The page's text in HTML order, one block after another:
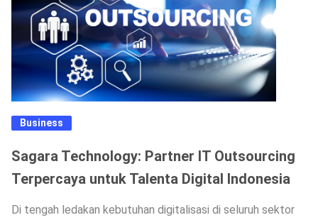
Business
Sagara Technology: Partner IT Outsourcing
Terpercaya untuk Talenta Digital Indonesia
Di tengah ledakan kebutuhan digitalisasi di seluruh sektor